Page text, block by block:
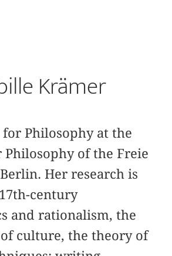
Krämer
for Philosophy at the
of the Freie
Her research is
century
and rationalism, the
culture, the theory of